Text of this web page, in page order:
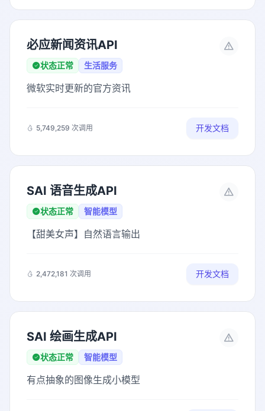
必应新闻资讯API
状态正常 生活服务
微软实时更新的官方资讯
5,749,259 次调用 开发文档
SAI 语音生成API
状态正常 智能模型
【甜美女声】自然语言输出
2,472,181 次调用 开发文档
SAI 绘画生成API
状态正常 智能模型
有点抽象的图像生成小模型